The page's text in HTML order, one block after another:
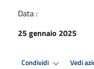
Data :
25 gennaio 2025
Condividi Vedi